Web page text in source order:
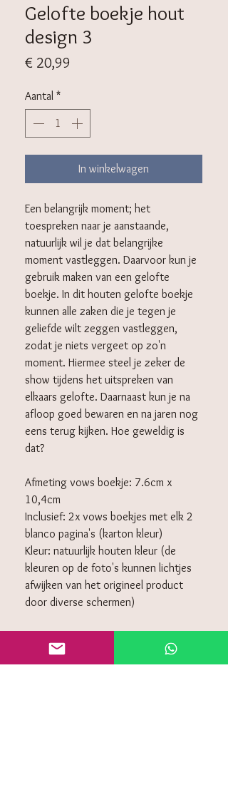
Gelofte boekje hout
design 3
€ 20,99
Aantal *
In winkelwagen
Een belangrijk moment; het
toespreken naar je aanstaande,
natuurlijk wil je dat belangrijke
moment vastleggen. Daarvoor kun je
gebruik maken van een gelofte
boekje. In dit houten gelofte boekje
kunnen alle zaken die je tegen je
geliefde wilt zeggen vastleggen,
zodat je niets vergeet op zo'n
moment. Hiermee steel je zeker de
show tijdens het uitspreken van
elkaars gelofte. Daarnaast kun je na
afloop goed bewaren en na jaren nog
eens terug kijken. Hoe geweldig is
dat?
Afmeting vows boekje: 7.6cm x
10,4cm
Inclusief: 2x vows boekjes met elk 2
blanco pagina's (karton kleur)
Kleur: natuurlijk houten kleur (de
kleuren op de foto's kunnen lichtjes
afwijken van het origineel product
door diverse schermen)